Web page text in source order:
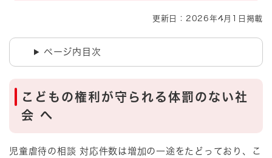
更新日：2026年4月1日掲載
ページ内目次
こどもの権利が守られる体罰のない社
会 へ
児童虐待の相談 対応件数は増加の一途をたどっており、こ